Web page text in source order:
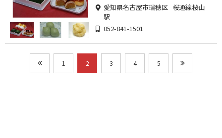
愛知県名古屋市瑞穂区 桜通線桜山
駅
052-841-1501
1 2 3 4 5